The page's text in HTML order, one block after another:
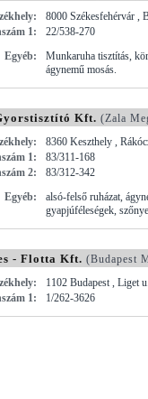
8000 Székesfehérvár ,
1:
22/538-270
Egyéb:
Munkaruha tisztítás,
ágynemű mosás.
Kft. (Zala
8360 Keszthely ,
1:
83/311-168
2:
83/312-342
Egyéb:
alsó-felső ruházat,
gyapjúféleségek,
- Flotta Kft. (Budapest
1102 Budapest , Liget
1:
1/262-3626